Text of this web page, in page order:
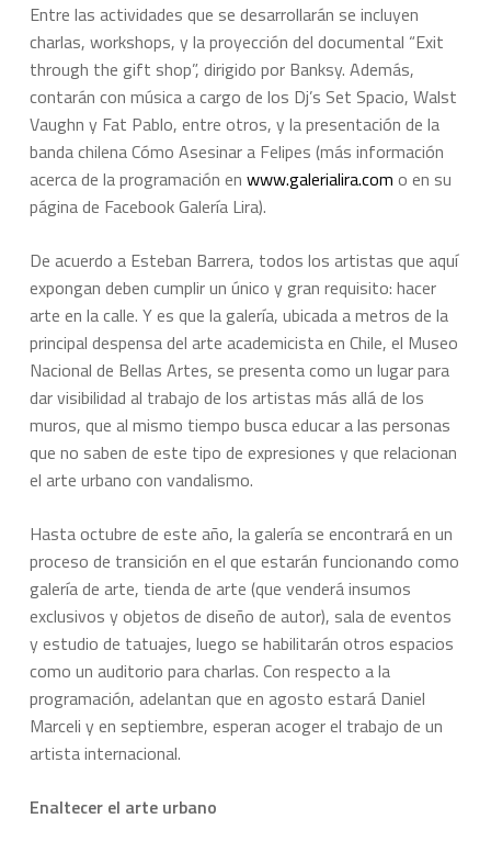
Entre las actividades que se desarrollarán se incluyen
charlas, workshops, y la proyección del documental “Exit
through the gift shop”, dirigido por Banksy. Además,
contarán con música a cargo de los Dj’s Set Spacio, Walst
Vaughn y Fat Pablo, entre otros, y la presentación de la
banda chilena Cómo Asesinar a Felipes (más información
acerca de la programación en www.galerialira.com o en su
página de Facebook Galería Lira).
De acuerdo a Esteban Barrera, todos los artistas que aquí
expongan deben cumplir un único y gran requisito: hacer
arte en la calle. Y es que la galería, ubicada a metros de la
principal despensa del arte academicista en Chile, el Museo
Nacional de Bellas Artes, se presenta como un lugar para
dar visibilidad al trabajo de los artistas más allá de los
muros, que al mismo tiempo busca educar a las personas
que no saben de este tipo de expresiones y que relacionan
el arte urbano con vandalismo.
Hasta octubre de este año, la galería se encontrará en un
proceso de transición en el que estarán funcionando como
galería de arte, tienda de arte (que venderá insumos
exclusivos y objetos de diseño de autor), sala de eventos
y estudio de tatuajes, luego se habilitarán otros espacios
como un auditorio para charlas. Con respecto a la
programación, adelantan que en agosto estará Daniel
Marceli y en septiembre, esperan acoger el trabajo de un
artista internacional.
Enaltecer el arte urbano